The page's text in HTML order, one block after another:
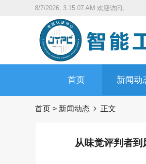
8/7/2026, 3:15:08 AM 欢迎访问。
首页 新闻动
首页 > 新闻动态 正文
从味觉评判者